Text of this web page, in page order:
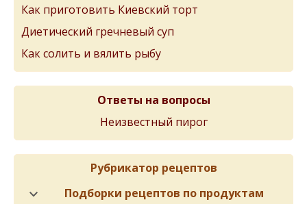
Как приготовить Киевский торт
Диетический гречневый суп
Как солить и вялить рыбу
Ответы на вопросы
Неизвестный пирог
Рубрикатор рецептов
Подборки рецептов по продуктам